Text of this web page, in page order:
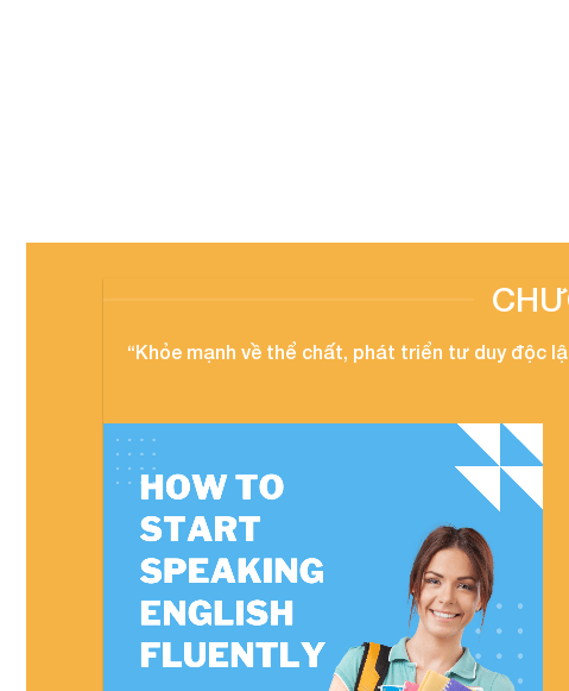
“Khỏe mạnh về thể chất, phát triển tư duy độc